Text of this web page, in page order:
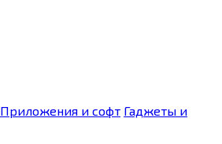
Приложения и софт Гаджеты и